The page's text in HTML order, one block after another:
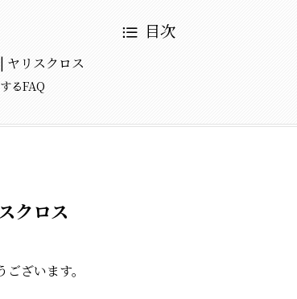
目次
ヤリスクロス
るFAQ
クロス
ざいます。